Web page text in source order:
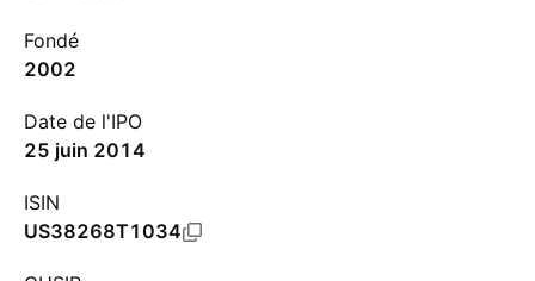
Fondé
2002
Date de l'IPO
25 juin 2014
ISIN
US38268T1034